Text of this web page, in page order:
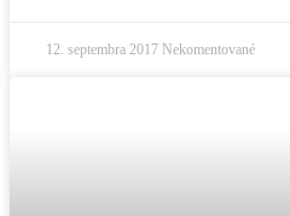
12. septembra 2017 Nekomentované